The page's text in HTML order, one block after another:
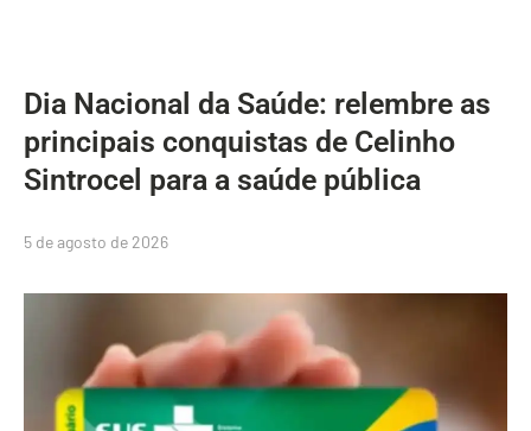
Dia Nacional da Saúde: relembre as
principais conquistas de Celinho
Sintrocel para a saúde pública
5 de agosto de 2026